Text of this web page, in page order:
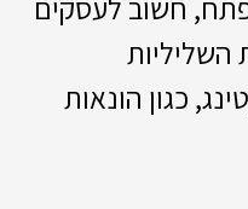
חשוב לעסקים
כגון הונאות